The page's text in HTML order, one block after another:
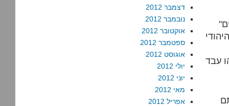
עבד
דצמבר 2012
נובמבר 2012
אוקטובר 2012
ספטמבר 2012
אוגוסט 2012
יולי 2012
יוני 2012
מאי 2012
אפריל 2012